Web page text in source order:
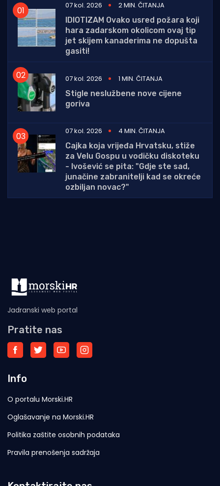
07 kol. 2026
2 MIN. ČITANJA
IDIOTIZAM Ovako usred požara koji
hara zadarskom okolicom ovaj tip
jet skijem kanaderima ne dopušta
gasiti!
07 kol. 2026
1 MIN. ČITANJA
Stigle neslužbene nove cijene
goriva
07 kol. 2026
4 MIN. ČITANJA
Cajka koja vrijeđa Hrvatsku, stiže
za Velu Gospu u vodičku diskoteku
- Ivošević se pita: "Gdje ste sad,
junačine zabranitelji kad se okreće
ozbiljan novac?"
Jadranski web portal
Pratite nas
Info
O portalu Morski.HR
Oglašavanje na Morski.HR
Politika zaštite osobnih podataka
Pravila prenošenja sadržaja